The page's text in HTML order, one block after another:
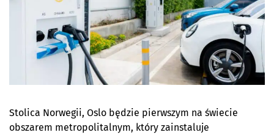
Stolica Norwegii, Oslo będzie pierwszym na świecie
obszarem metropolitalnym, który zainstaluje